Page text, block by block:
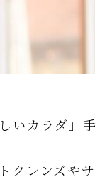
いカラダ」
クレンズや